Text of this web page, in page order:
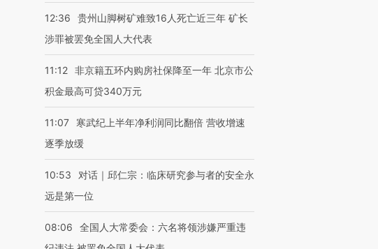
12:36
贵州山脚树矿难致16人死亡近三年 矿长
涉罪被罢免全国人大代表
11:12 非京籍五环内购房社保降至一年 北京市公
积金最高可贷340万元
11:07
寒武纪上半年净利润同比翻倍 营收增速
逐季放缓
10:53
对话｜邱仁宗：临床研究参与者的安全永
远是第一位
08:06
全国人大常委会：六名将领涉嫌严重违